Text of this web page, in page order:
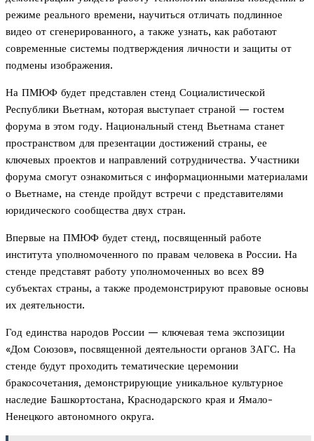
режиме реального времени, научиться отличать подлинное
видео от сгенерированного, а также узнать, как работают
современные системы подтверждения личности и защиты от
подмены изображения.
На ПМЮФ будет представлен стенд Социалистической
Республики Вьетнам, которая выступает страной — гостем
форума в этом году. Национальный стенд Вьетнама станет
пространством для презентации достижений страны, ее
ключевых проектов и направлений сотрудничества. Участники
форума смогут ознакомиться с информационными материалами
о Вьетнаме, на стенде пройдут встречи с представителями
юридического сообщества двух стран.
Впервые на ПМЮФ будет стенд, посвященный работе
института уполномоченного по правам человека в России. На
стенде представят работу уполномоченных во всех 89
субъектах страны, а также продемонстрируют правовые основы
их деятельности.
Год единства народов России — ключевая тема экспозиции
«Дом Союзов», посвященной деятельности органов ЗАГС. На
стенде будут проходить тематические церемонии
бракосочетания, демонстрирующие уникальное культурное
наследие Башкортостана, Краснодарского края и Ямало-
Ненецкого автономного округа.